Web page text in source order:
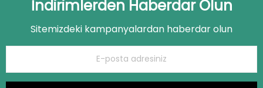
İndirimlerden Haberdar Olun
Sitemizdeki kampanyalardan haberdar olun